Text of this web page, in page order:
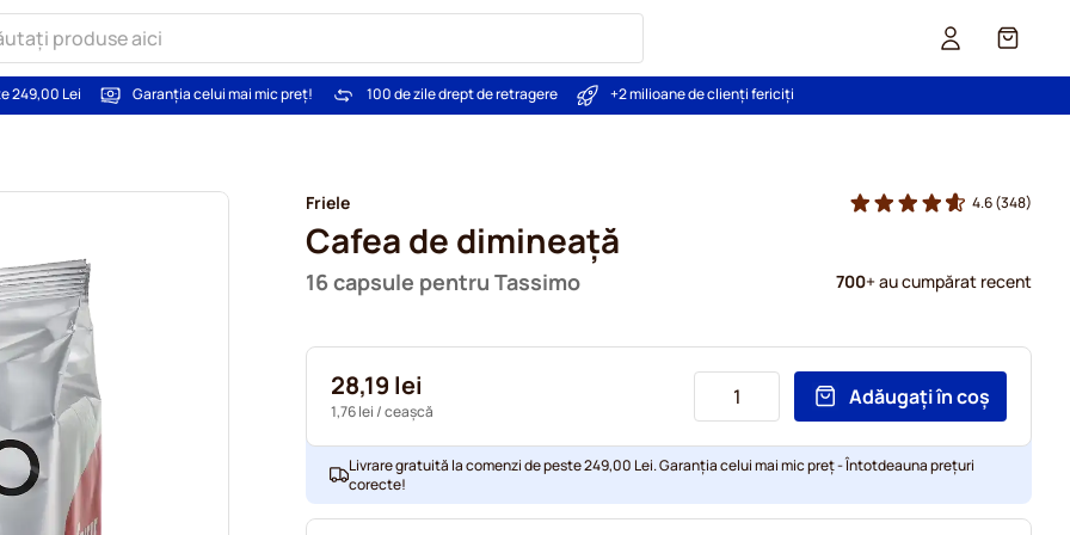
Coș
249,00 Lei Garanția celui mai mic preț! 100 de zile drept de retragere +2 milioane de clienți fericiți
Friele
Cafea de dimineață
16 capsule pentru Tassimo
4.6(348)
700+ au cumpărat recent
28,19 lei
1,76 lei / ceașcă
Adăugați în coș
Livrare gratuită la comenzi de peste 249,00 Lei. Garanția celui mai mic preț - Întotdeauna prețuri
corecte!